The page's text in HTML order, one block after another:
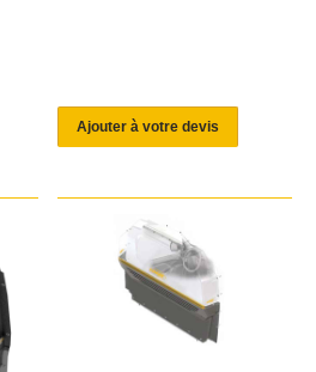
Ajouter à votre devis